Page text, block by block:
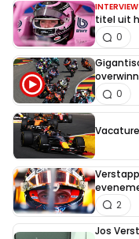
INTERVIEW
titel uit
0
0
2
Jos